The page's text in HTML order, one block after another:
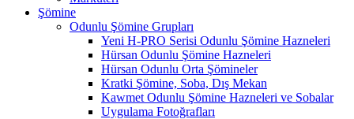
Şömine
Odunlu Şömine Grupları
Yeni H-PRO Serisi Odunlu Şömine Hazneleri
Hürsan Odunlu Şömine Hazneleri
Hürsan Odunlu Orta Şömineler
Kratki Şömine, Soba, Dış Mekan
Kawmet Odunlu Şömine Hazneleri ve Sobalar
Uygulama Fotoğrafları